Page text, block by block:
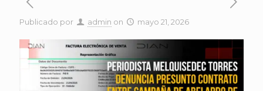
Publicado por admin on mayo 21, 2026